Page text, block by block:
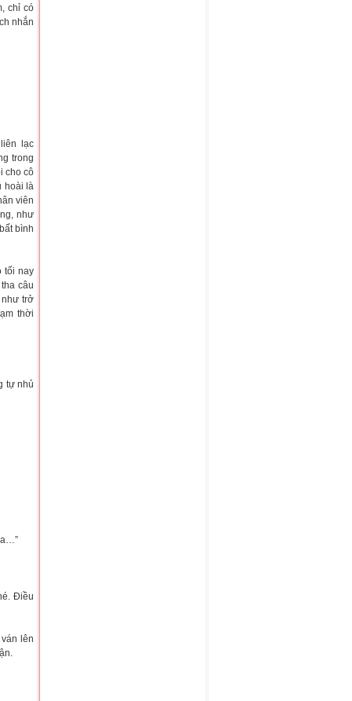
chỉ có
nhắn
lạc
trong
cho cô
hoài là
viên
như
bình
tối nay
câu
như trở
thời
tự nhủ
Điều
lên